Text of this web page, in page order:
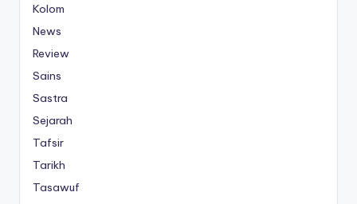
Kolom
News
Review
Sains
Sastra
Sejarah
Tafsir
Tarikh
Tasawuf